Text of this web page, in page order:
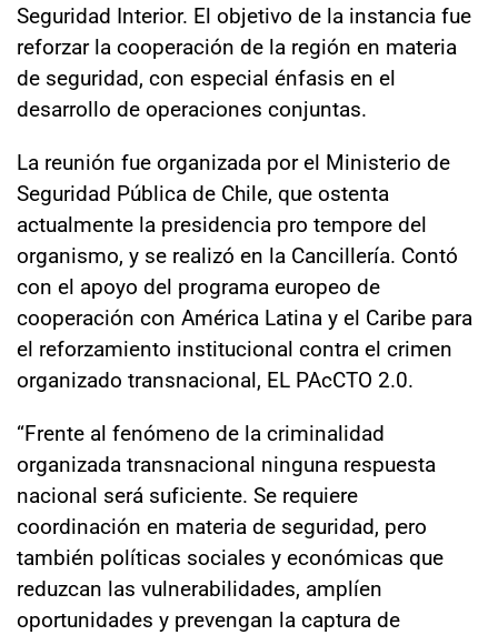
Seguridad Interior. El objetivo de la instancia fue
reforzar la cooperación de la región en materia
de seguridad, con especial énfasis en el
desarrollo de operaciones conjuntas.
La reunión fue organizada por el Ministerio de
Seguridad Pública de Chile, que ostenta
actualmente la presidencia pro tempore del
organismo, y se realizó en la Cancillería. Contó
con el apoyo del programa europeo de
cooperación con América Latina y el Caribe para
el reforzamiento institucional contra el crimen
organizado transnacional, EL PAcCTO 2.0.
“Frente al fenómeno de la criminalidad
organizada transnacional ninguna respuesta
nacional será suficiente. Se requiere
coordinación en materia de seguridad, pero
también políticas sociales y económicas que
reduzcan las vulnerabilidades, amplíen
oportunidades y prevengan la captura de